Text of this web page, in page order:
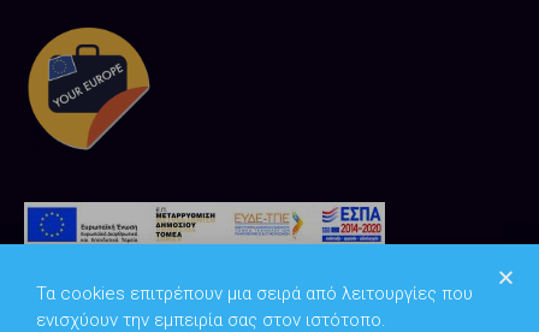
Τα cookies επιτρέπουν μια σειρά από λειτουργίες που
ενισχύουν την εμπειρία σας στον ιστότοπο.